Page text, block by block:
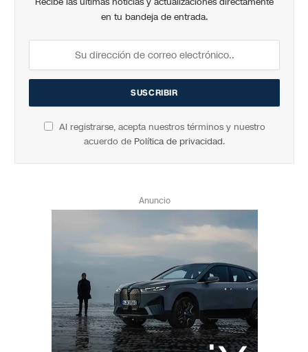
en tu bandeja de entrada.
Al registrarse, acepta nuestros términos y nuestro
acuerdo de Política de privacidad.
Anuncio